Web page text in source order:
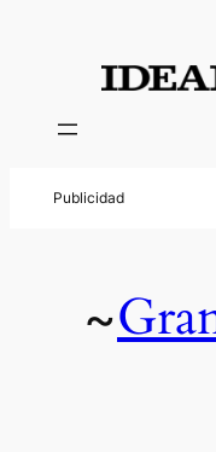
contenido
~